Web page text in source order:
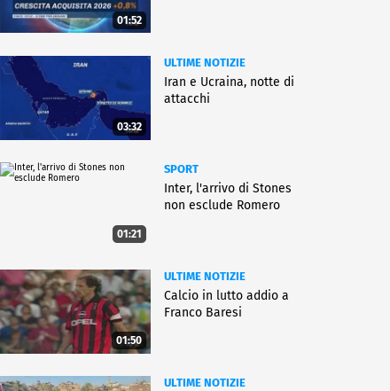
01:52
03:32
ULTIME NOTIZIE
Iran e Ucraina, notte di
attacchi
01:21
SPORT
Inter, l'arrivo di Stones
non esclude Romero
01:50
ULTIME NOTIZIE
Calcio in lutto addio a
Franco Baresi
ULTIME NOTIZIE